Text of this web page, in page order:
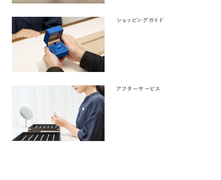
ショッピングガイド
アフターサービス